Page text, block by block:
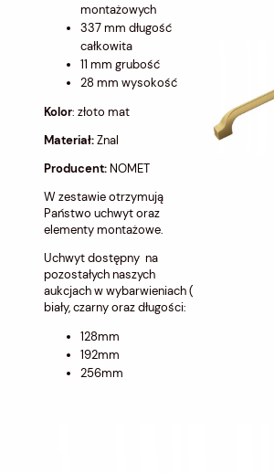
montażowych
337 mm długość
całkowita
11 mm grubość
28 mm wysokość
Kolor: złoto mat
Materiał:Znal
Producent: NOMET
W zestawie otrzymują
Państwo uchwyt oraz
elementy montażowe.
Uchwyt dostępny na
pozostałych naszych
aukcjach w wybarwieniach (
biały, czarny oraz długości:
128mm
192mm
256mm